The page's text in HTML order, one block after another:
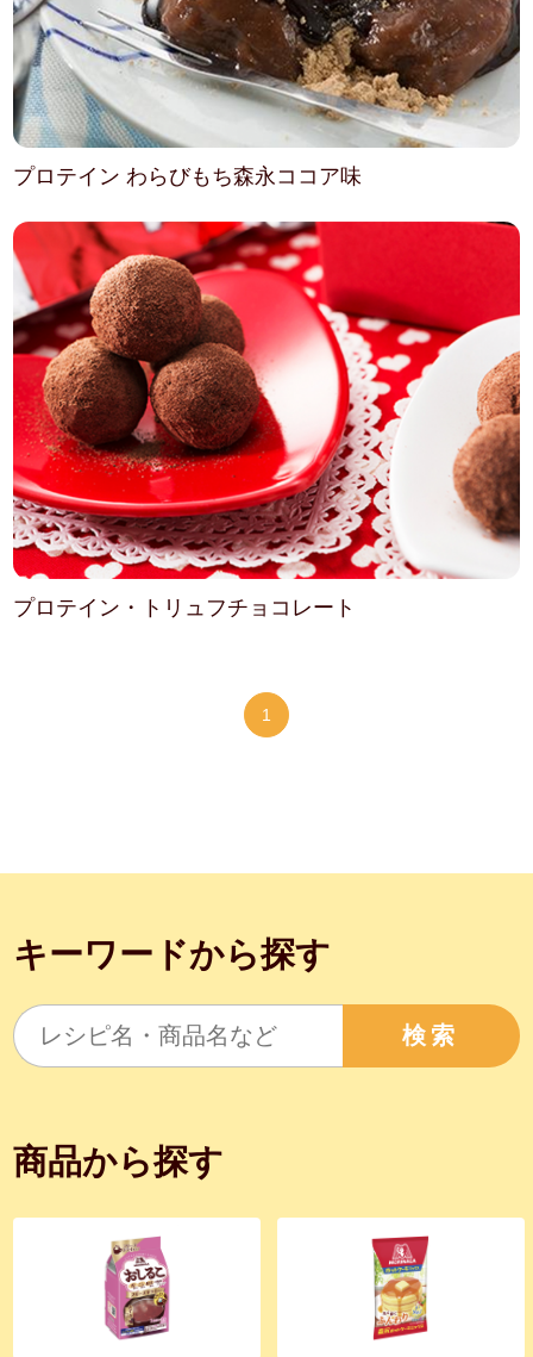
プロテイン わらびもち森永ココア味
プロテイン・トリュフチョコレート
1
キーワードから探す
検索
商品から探す